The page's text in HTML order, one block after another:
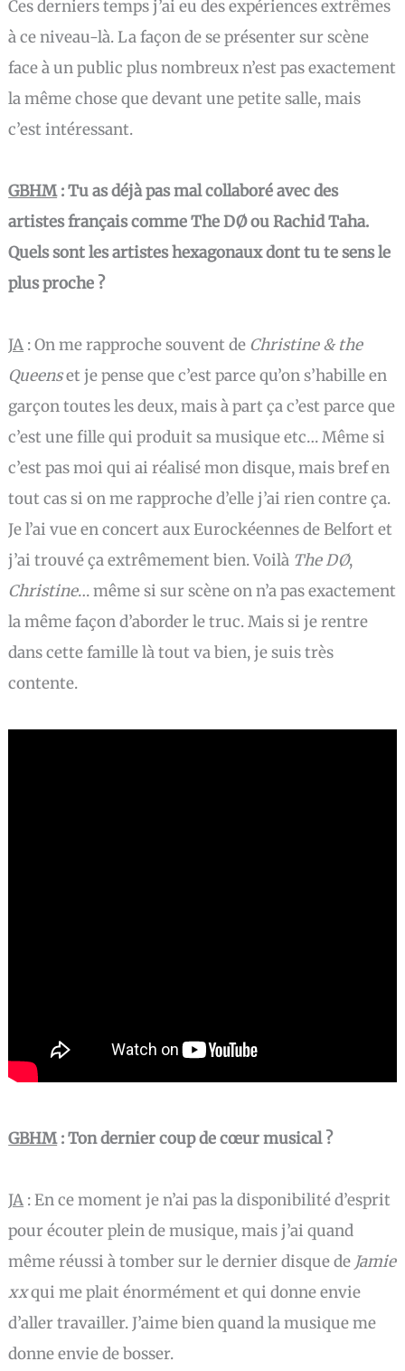
Ces derniers temps j’ai eu des expériences extrêmes
à ce niveau-là. La façon de se présenter sur scène
face à un public plus nombreux n’est pas exactement
la même chose que devant une petite salle, mais
c’est intéressant.
GBHM: Tu as déjà pas mal collaboré avec des
artistes français comme The DØ ou Rachid Taha.
Quels sont les artistes hexagonaux dont tu te sens le
plus proche ?
JA :On me rapproche souvent de Christine & the
Queenset je pense que c’est parce qu’on s’habille en
garçon toutes les deux, mais à part ça c’est parce que
c’est une fille qui produit sa musique etc… Même si
c’est pas moi qui ai réalisé mon disque, mais bref en
tout cas si on me rapproche d’elle j’ai rien contre ça.
Je l’ai vue en concert aux Eurockéennes de Belfort et
j’ai trouvé ça extrêmement bien. Voilà The DØ,
Christine… même si sur scène on n’a pas exactement
la même façon d’aborder le truc. Mais si je rentre
dans cette famille là tout va bien, je suis très
contente.
GBHM: Ton dernier coup de cœur musical ?
JA :En ce moment je n’ai pas la disponibilité d’esprit
pour écouter plein de musique, mais j’ai quand
même réussi à tomber sur le dernier disque de Jamie
xxqui me plait énormément et qui donne envie
d’aller travailler. J’aime bien quand la musique me
donne envie de bosser.